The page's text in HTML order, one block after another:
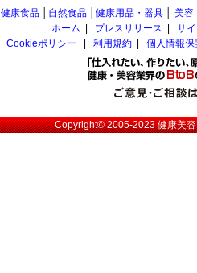
健康食品 自然食品 健康用品・器具 美容
ホーム
プレスリリース
サ
Cookieポリシー
利用規約 個人情報
Copyright© 2005-2023健康美